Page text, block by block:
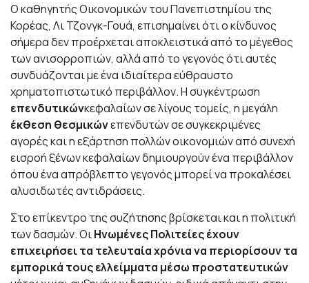
Ο καθηγητής Οικονομικών του Πανεπιστημίου της
Κορέας, Λι Τζονγκ-Γουά, επισημαίνει ότι ο κίνδυνος
σήμερα δεν προέρχεται αποκλειστικά από το μέγεθος
των ανισορροπιών, αλλά από το γεγονός ότι αυτές
συνδυάζονται με ένα ιδιαίτερα εύθραυστο
χρηματοπιστωτικό περιβάλλον. Η συγκέντρωση
επενδυτικώνκεφαλαίων σε λίγους τομείς, η μεγάλη
έκθεση θεσμικώνεπενδυτών σε συγκεκριμένες
αγορές και η εξάρτηση πολλών οικονομιών από συνεχή
εισροή ξένων κεφαλαίων δημιουργούν ένα περιβάλλον
όπου ένα απρόβλεπτο γεγονός μπορεί να προκαλέσει
αλυσιδωτές αντιδράσεις.
Στο επίκεντρο της συζήτησης βρίσκεται και η πολιτική
των δασμών. ΟιΗνωμένες Πολιτείες έχουν
επιχειρήσει τα τελευταία χρόνια να περιορίσουν τα
εμπορικά τους ελλείμματα μέσω προστατευτικών